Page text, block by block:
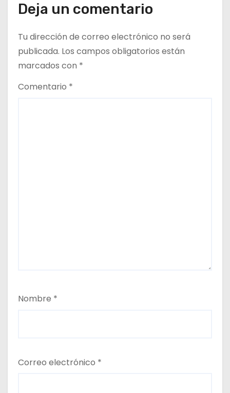
a
s
Deja un comentario
Tu dirección de correo electrónico no será
publicada. Los campos obligatorios están
marcados con *
Comentario *
Nombre *
Correo electrónico *